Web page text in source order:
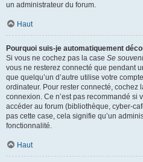
un administrateur du forum.
Haut
Pourquoi suis-je automatiquement
Si vous ne cochez pas la case Se
vous ne resterez connecté que pendant
que quelqu’un d’autre utilise votre
ordinateur. Pour rester connecté, cochez
connexion. Ce n’est pas recommandé
accéder au forum (bibliothèque, cyber-
pas cette case, cela signifie qu’un
fonctionnalité.
Haut